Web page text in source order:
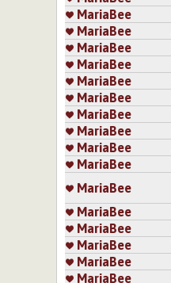
MariaBee
MariaBee
MariaBee
MariaBee
MariaBee
MariaBee
MariaBee
MariaBee
MariaBee
MariaBee
MariaBee
MariaBee
MariaBee
MariaBee
MariaBee
MariaBee